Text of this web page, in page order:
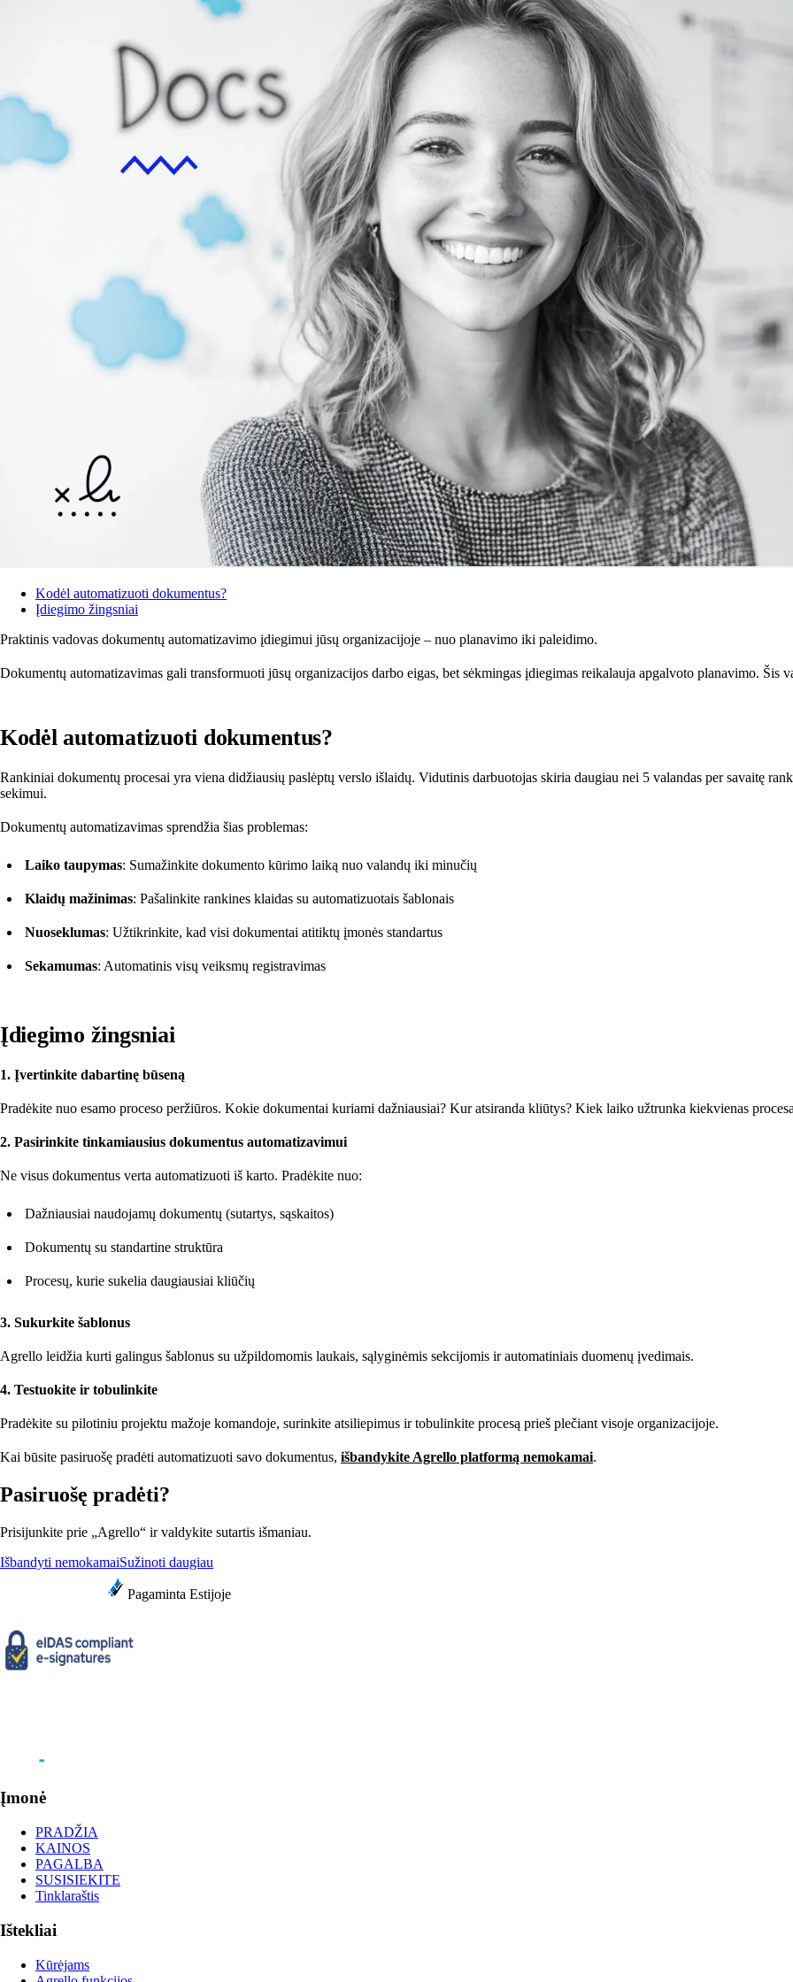
Kodėl automatizuoti dokumentus?
Įdiegimo žingsniai
Praktinis vadovas dokumentų automatizavimo įdiegimui jūsų organizacijoje – nuo planavimo iki paleidimo.
Dokumentų automatizavimas gali transformuoti jūsų organizacijos darbo eigas, bet sėkmingas įdiegimas reikalauja apgalvoto planavimo.
Kodėl automatizuoti dokumentus?
Rankiniai dokumentų procesai yra viena didžiausių paslėptų verslo išlaidų. Vidutinis darbuotojas skiria daugiau nei 5 valandas per savaitę
sekimui.
Dokumentų automatizavimas sprendžia šias problemas:
Laiko taupymas: Sumažinkite dokumento kūrimo laiką nuo valandų iki minučių
Klaidų mažinimas: Pašalinkite rankines klaidas su automatizuotais šablonais
Nuoseklumas: Užtikrinkite, kad visi dokumentai atitiktų įmonės standartus
Sekamumas: Automatinis visų veiksmų registravimas
Įdiegimo žingsniai
1. Įvertinkite dabartinę būseną
Pradėkite nuo esamo proceso peržiūros. Kokie dokumentai kuriami dažniausiai? Kur atsiranda kliūtys? Kiek laiko užtrunka kiekvienas
2. Pasirinkite tinkamiausius dokumentus automatizavimui
Ne visus dokumentus verta automatizuoti iš karto. Pradėkite nuo:
Dažniausiai naudojamų dokumentų (sutartys, sąskaitos)
Dokumentų su standartine struktūra
Procesų, kurie sukelia daugiausiai kliūčių
3. Sukurkite šablonus
Agrello leidžia kurti galingus šablonus su užpildomomis laukais, sąlyginėmis sekcijomis ir automatiniais duomenų įvedimais.
4. Testuokite ir tobulinkite
Pradėkite su pilotiniu projektu mažoje komandoje, surinkite atsiliepimus ir tobulinkite procesą prieš plečiant visoje organizacijoje.
Kai būsite pasiruošę pradėti automatizuoti savo dokumentus, išbandykite Agrello platformą nemokamai.
Pasiruošę pradėti?
Prisijunkite prie „Agrello“ ir valdykite sutartis išmaniau.
Išbandyti nemokamaiSužinoti daugiau
Pagaminta Estijoje
Įmonė
PRADŽIA
KAINOS
PAGALBA
SUSISIEKITE
Tinklaraštis
Ištekliai
Kūrėjams